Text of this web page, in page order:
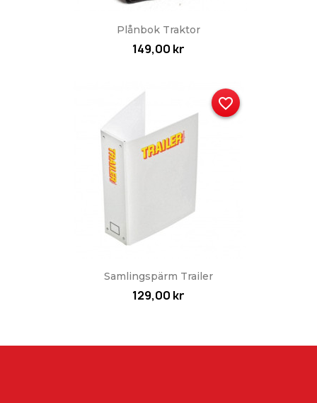
Plånbok Traktor
149,00 kr
Samlingspärm Trailer
129,00 kr
favorite_border